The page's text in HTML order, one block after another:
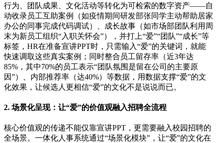
行为、团队成果、文化活动等转化为可检索的数字资产——自
动收录员工互助案例（如疫情期间研发部张同学主动帮助居家
办公的同事完成代码调试）、成长故事（如市场部团队利用周
末为新员工组织“入职关怀会”），并打上“爱”“团队”“成长”等
标签，HR在准备宣讲PPT时，只需输入“爱”的关键词，就能
快速调取这些真实案例；同时整合员工留存率（近3年达
85%，其中70%的员工表示“团队氛围是留在公司的主要原
因”）、内部推荐率（达40%）等数据，用数据支撑“爱”的文
化效果，让候选人更相信“爱”的文化不是说说而已。
2. 场景化呈现：让“爱”的价值观融入招聘全流程
核心价值观的传递不能仅靠宣讲PPT，更需要融入校园招聘的
全场景。一体化人事系统通过“场景化模块”，让“爱”的文化在